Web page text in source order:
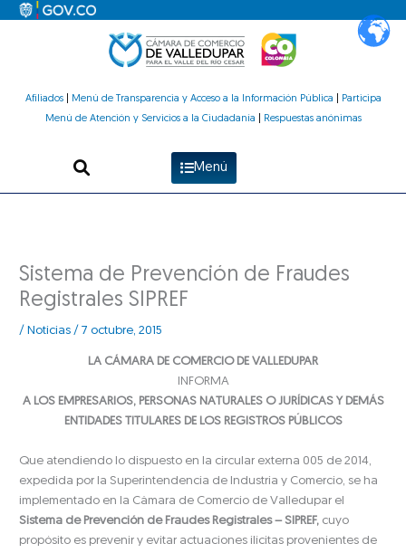
Afiliados| Menú de Transparencia y Acceso a la Información Pública
Participa
Menú de Atención y Servicios a la Ciudadanía
Respuestas anónimas
Menú
Sistema de Prevención de Fraudes
Registrales SIPREF
/ Noticias / 7 octubre, 2015
LA CÁMARA DE COMERCIO DE VALLEDUPAR
INFORMA
A LOS EMPRESARIOS, PERSONAS NATURALES O JURÍDICAS Y DEMÁS
ENTIDADES TITULARES DE LOS REGISTROS PÚBLICOS
Que atendiendo lo dispuesto en la circular externa 005 de 2014,
expedida por la Superintendencia de Industria y Comercio, se ha
implementado en la Cámara de Comercio de Valledupar el
Sistema de Prevención de Fraudes Registrales – SIPREF, cuyo
propósito es prevenir y evitar actuaciones ilícitas provenientes de